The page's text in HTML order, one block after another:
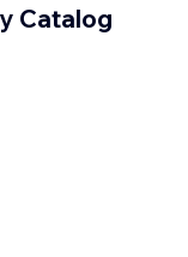
Catalog